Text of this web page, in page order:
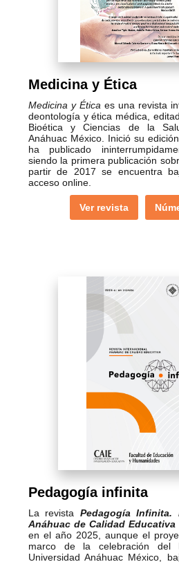
Medicina y Ética
Medicina y Ética es una revista
deontología y ética médica,
Bioética y Ciencias de la
Anáhuac México. Inició su
ha publicado
siendo la primera publicación
partir de 2017 se encuentra
acceso online.
Ver revista
Pedagogía infinita
La revista Pedagogía Infinita.
Anáhuac de Calidad Educativa
en el año 2025, aunque el
marco de la celebración del
Universidad Anáhuac México,